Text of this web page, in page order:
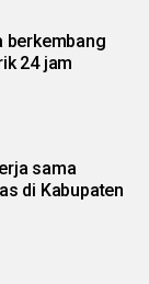
berkembang
24 jam
sama
di Kabupaten